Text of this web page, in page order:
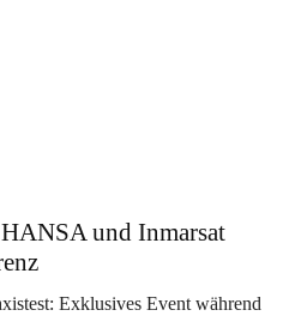
und Inmarsat
Exklusives Event während